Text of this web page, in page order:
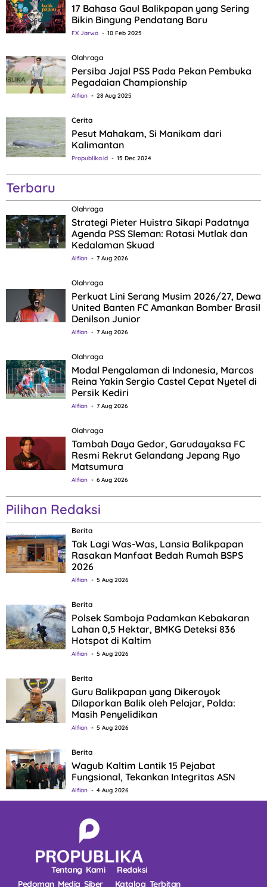
17 Bahasa Gaul Balikpapan yang Sering
Bikin Bingung Pendatang Baru
FX Jarwo 10 Feb 2025
Olahraga
Persiba Jajal PSS Pada Pekan Pembuka
Pegadaian Championship
Alfian 28 Aug 2025
Cerita
Pesut Mahakam, Si Manikam dari
Kalimantan
Propublika.id 15 Dec 2024
Terbaru
Olahraga
Strategi Pieter Huistra Sikapi Padatnya
Agenda PSS Sleman: Rotasi Mutlak dan
Kedalaman Skuad
Alfian 7 Aug 2026
Olahraga
Perkuat Lini Serang Musim 2026/27, Dewa
United Banten FC Amankan Bomber Brasil
Denilson Junior
Alfian 7 Aug 2026
Olahraga
Modal Pengalaman di Indonesia, Marcos
Reina Yakin Sergio Castel Cepat Nyetel di
Persik Kediri
Alfian 7 Aug 2026
Olahraga
Tambah Daya Gedor, Garudayaksa FC
Resmi Rekrut Gelandang Jepang Ryo
Matsumura
Alfian 6 Aug 2026
Pilihan Redaksi
Berita
Tak Lagi Was-Was, Lansia Balikpapan
Rasakan Manfaat Bedah Rumah BSPS
2026
Alfian 5 Aug 2026
Berita
Polsek Samboja Padamkan Kebakaran
Lahan 0,5 Hektar, BMKG Deteksi 836
Hotspot di Kaltim
Alfian 5 Aug 2026
Berita
Guru Balikpapan yang Dikeroyok
Dilaporkan Balik oleh Pelajar, Polda:
Masih Penyelidikan
Alfian 5 Aug 2026
Berita
Wagub Kaltim Lantik 15 Pejabat
Fungsional, Tekankan Integritas ASN
Alfian 4 Aug 2026
Tentang Kami
Redaksi
Pedoman Media Siber
Katalog Terbitan